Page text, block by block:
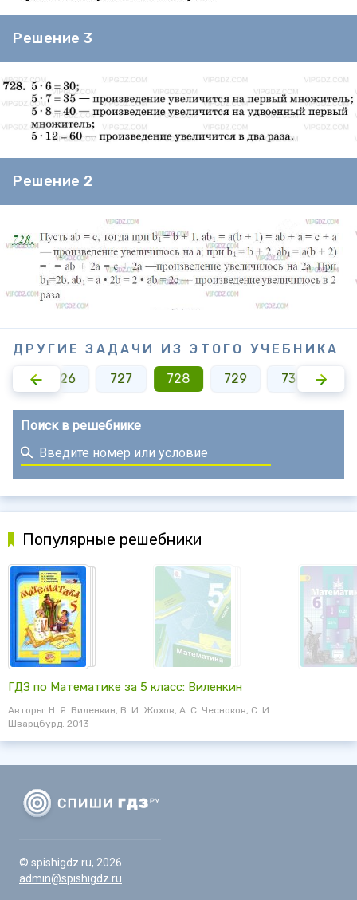
Решение 3
Решение 2
ДРУГИЕ ЗАДАЧИ ИЗ ЭТОГО УЧЕБНИКА
726 727 728 729 730
Поиск в решебнике
Популярные решебники
ГДЗ по Математике за 5 класс: Виленкин
Авторы: Н. Я. Виленкин, В. И. Жохов, А. С. Чесноков, С. И.
Шварцбурд. 2013
© spishigdz.ru, 2026
admin@spishigdz.ru